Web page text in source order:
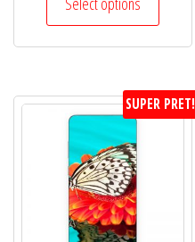
SUPER PRET!